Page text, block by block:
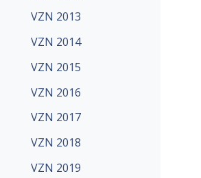
VZN 2013
VZN 2014
VZN 2015
VZN 2016
VZN 2017
VZN 2018
VZN 2019